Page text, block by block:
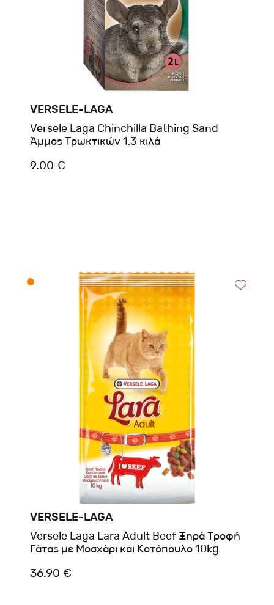
VERSELE-LAGA
Versele Laga Chinchilla Bathing Sand
Άμμος Τρωκτικών 1,3 κιλά
9.00 €
VERSELE-LAGA
Versele Laga Lara Adult Beef Ξηρά Τροφή
Γάτας με Μοσχάρι και Κοτόπουλο 10kg
36.90 €